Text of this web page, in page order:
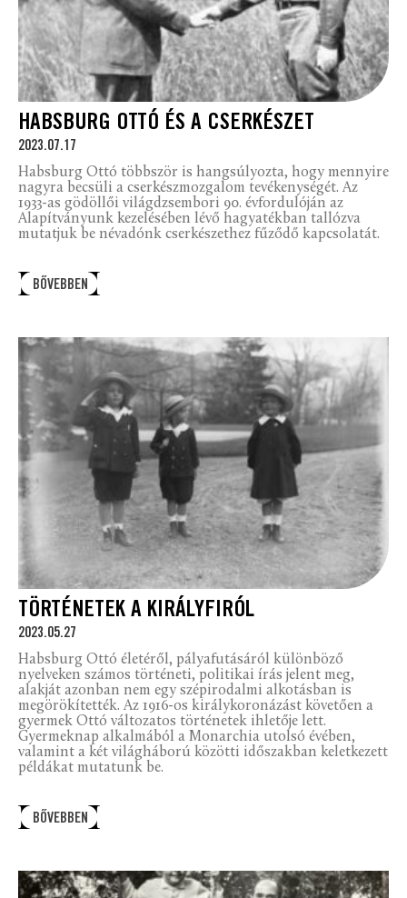
HABSBURG OTTÓ ÉS A CSERKÉSZET
2023.07.17
Habsburg Ottó többször is hangsúlyozta, hogy mennyire
nagyra becsüli a cserkészmozgalom tevékenységét. Az
1933-as gödöllői világdzsembori 90. évfordulóján az
Alapítványunk kezelésében lévő hagyatékban tallózva
mutatjuk be névadónk cserkészethez fűződő kapcsolatát.
BŐVEBBEN
TÖRTÉNETEK A KIRÁLYFIRÓL
2023.05.27
Habsburg Ottó életéről, pályafutásáról különböző
nyelveken számos történeti, politikai írás jelent meg,
alakját azonban nem egy szépirodalmi alkotásban is
megörökítették. Az 1916-os királykoronázást követően a
gyermek Ottó változatos történetek ihletője lett.
Gyermeknap alkalmából a Monarchia utolsó évében,
valamint a két világháború közötti időszakban keletkezett
példákat mutatunk be.
BŐVEBBEN